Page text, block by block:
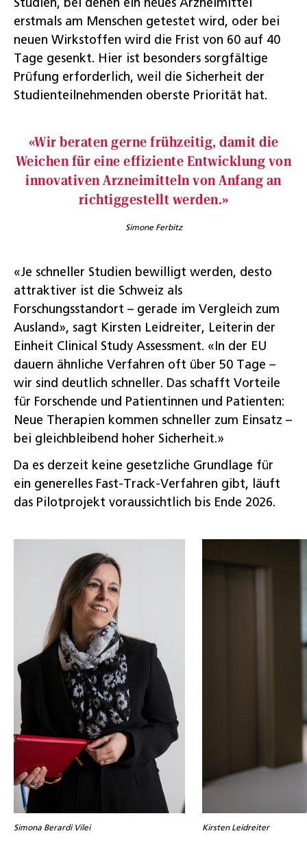
erstmals am Menschen getestet wird, oder bei
neuen Wirkstoffen wird die Frist von 60 auf 40
Tage gesenkt. Hier ist besonders sorgfältige
Prüfung erforderlich, weil die Sicherheit der
Studienteilnehmenden oberste Priorität hat.
«Wir beraten gerne frühzeitig, damit die
Weichen für eine effiziente Entwicklung von
innovativen Arzneimitteln von Anfang an
richtiggestellt werden.»
Simone Ferbitz
«Je schneller Studien bewilligt werden, desto
attraktiver ist die Schweiz als
Forschungsstandort – gerade im Vergleich zum
Ausland», sagt Kirsten Leidreiter, Leiterin der
Einheit Clinical Study Assessment. «In der EU
dauern ähnliche Verfahren oft über 50 Tage –
wir sind deutlich schneller. Das schafft Vorteile
für Forschende und Patientinnen und Patienten:
Neue Therapien kommen schneller zum Einsatz –
bei gleichbleibend hoher Sicherheit.»
Da es derzeit keine gesetzliche Grundlage für
ein generelles Fast-Track-Verfahren gibt, läuft
das Pilotprojekt voraussichtlich bis Ende 2026.
Simona Berardi Vilei Kirsten Leidreiter